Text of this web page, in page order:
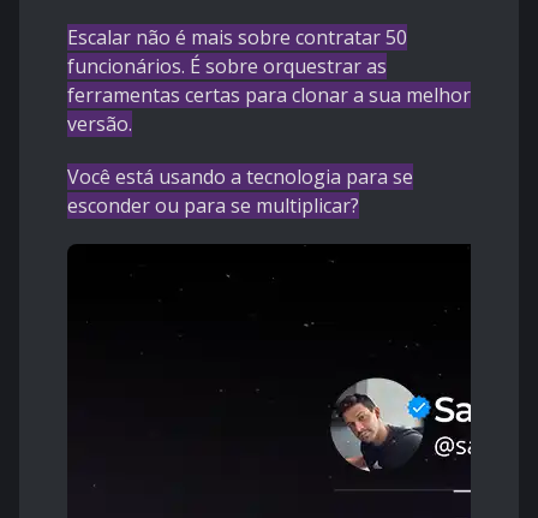
Escalar não é mais sobre contratar 50
funcionários. É sobre orquestrar as
ferramentas certas para clonar a sua melhor
versão.
Você está usando a tecnologia para se
esconder ou para se multiplicar?